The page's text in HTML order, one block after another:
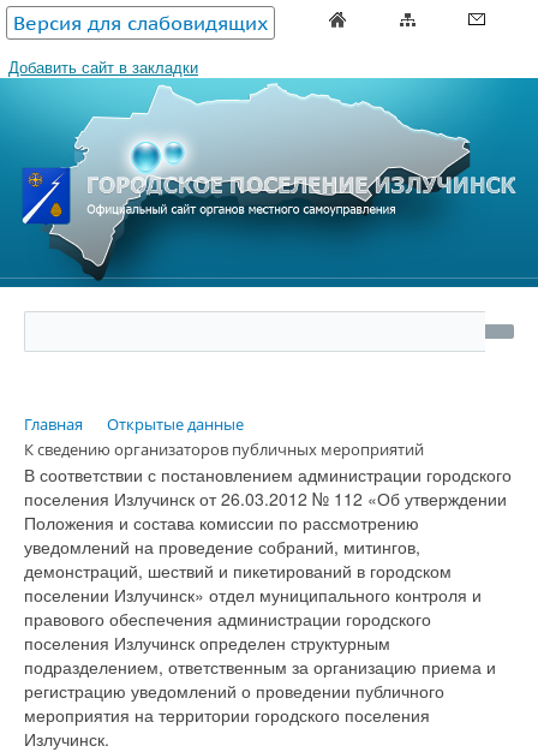
Версия для слабовидящих
Добавить сайт в закладки
Главная
Открытые данные
К сведению организаторов публичных мероприятий
В соответствии с постановлением администрации городского
поселения Излучинск от 26.03.2012 № 112 «Об утверждении
Положения и состава комиссии по рассмотрению
уведомлений на проведение собраний, митингов,
демонстраций, шествий и пикетирований в городском
поселении Излучинск» отдел муниципального контроля и
правового обеспечения администрации городского
поселения Излучинск определен структурным
подразделением, ответственным за организацию приема и
регистрацию уведомлений о проведении публичного
мероприятия на территории городского поселения
Излучинск.